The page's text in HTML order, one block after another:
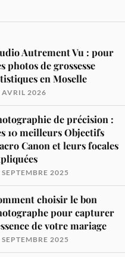
Autrement Vu : pour
photos de grossesse
en Moselle
AVRIL 2026
de précision :
10 meilleurs Objectifs
Canon et leurs focales
SEPTEMBRE 2025
choisir le bon
pour capturer
de votre mariage
SEPTEMBRE 2025